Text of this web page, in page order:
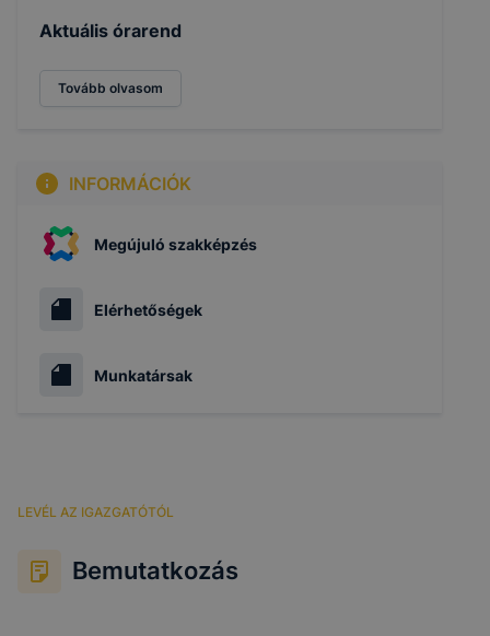
Aktuális órarend
Tovább olvasom
INFORMÁCIÓK
Megújuló szakképzés
Elérhetőségek
Munkatársak
LEVÉL AZ IGAZGATÓTÓL
Bemutatkozás